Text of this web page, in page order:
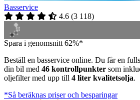
Basservice
4.6 (3 118)
Spara i genomsnitt 62%*
Beställ en basservice online. Du får en
din bil med 46 kontrollpunkter som
oljefilter med upp till 4 liter kvalitetsolja.
*Så beräknas priser och besparingar